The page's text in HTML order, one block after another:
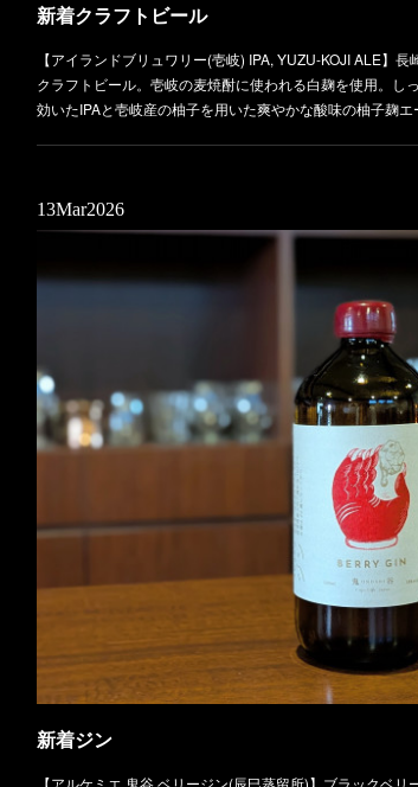
新着クラフトビール
【アイランドブリュワリー(壱岐) IPA, YUZU-KOJI ALE】長
クラフトビール。壱岐の麦焼酎に使われる白麹を使用。し
効いたIPAと壱岐産の柚子を用いた爽やかな酸味の柚子麹
13Mar2026
新着ジン